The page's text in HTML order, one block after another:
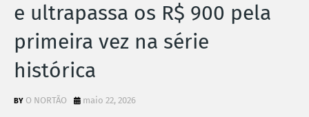
e ultrapassa os R$ 900 pela
primeira vez na série
histórica
O NORTÃO maio 22, 2026